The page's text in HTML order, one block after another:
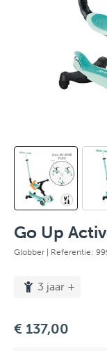
Go Up
Globber | Referentie:
3 jaar +
€ 137,00